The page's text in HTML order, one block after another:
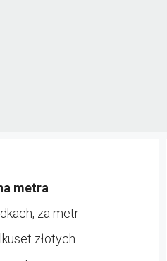
metra
za metr
złotych.